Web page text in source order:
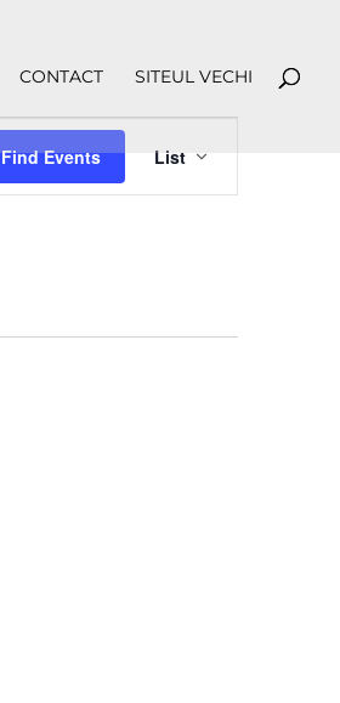
CONTACT SITEUL VECHI
Find Events Views
Navigation
List